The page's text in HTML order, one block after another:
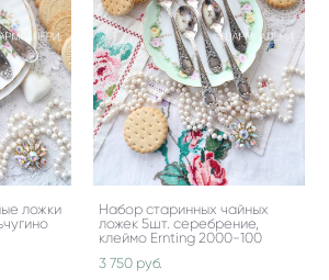
ложки
Набор старинных чайных
ложек 5шт. серебрение,
клеймо Ernting 2000-100
3 750 pуб.